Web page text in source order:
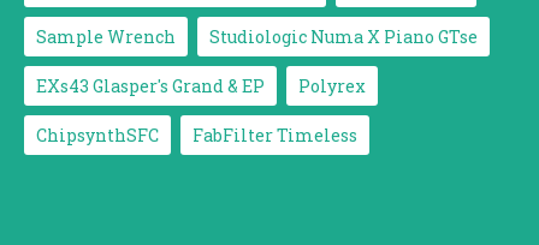
Sample Wrench Studiologic Numa X Piano GTse
EXs43 Glasper's Grand & EP Polyrex
ChipsynthSFC FabFilter Timeless